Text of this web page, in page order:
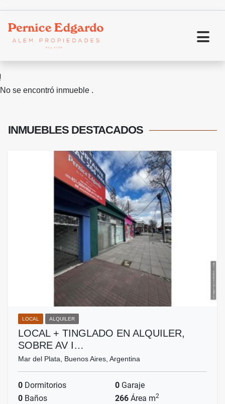
No se encontró inmueble .
INMUEBLES DESTACADOS
LOCAL ALQUILER
LOCAL + TINGLADO EN ALQUILER,
SOBRE AV I…
Mar del Plata, Buenos Aires, Argentina
0 Dormitorios 0 Garaje
0 Baños 266 Área m2